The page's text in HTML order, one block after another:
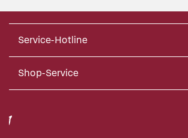
Service-Hotline
Shop-Service